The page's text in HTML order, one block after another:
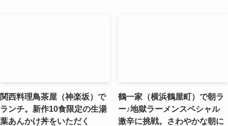
関西料理鳥茶屋（神楽坂）で
ランチ。新作10食限定の生湯
葉あんかけ丼をいただく
鶴一家（横浜鶴屋町）で朝ラ
ー♪地獄ラーメンスペシャル
激辛に挑戦。さわやかな朝に